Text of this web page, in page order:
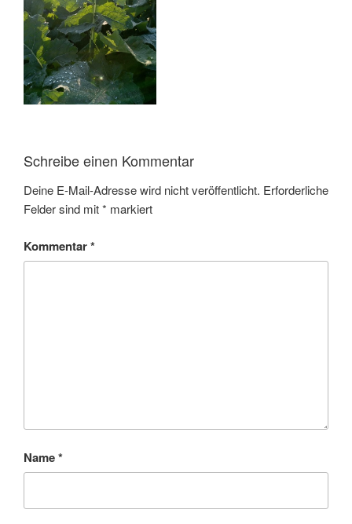
Schreibe einen Kommentar
Deine E-Mail-Adresse wird nicht veröffentlicht. Erforderliche
Felder sind mit* markiert
Kommentar*
Name*